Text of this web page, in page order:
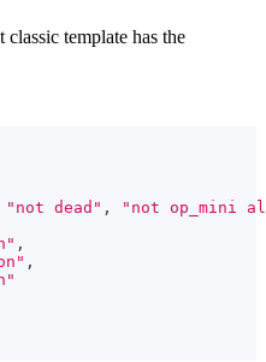
template has the
"not dead" ,
"not op_mini
,
,